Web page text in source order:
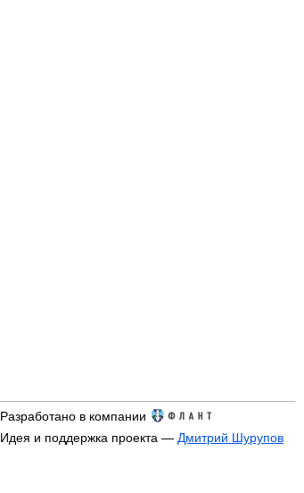
Разработано в компании
Идея и поддержка проекта — Дмитрий Шурупов